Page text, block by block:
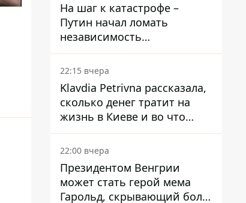
На шаг к катастрофе –
Путин начал ломать
независимость
собственного Центробанка,
заставив снизить базовую
ставку
22:15 вчера
Klavdia Petrivna рассказала,
сколько денег тратит на
жизнь в Киеве и во что
вкладывает миллионы
22:00 вчера
Президентом Венгрии
может стать герой мема
Гарольд, скрывающий боль